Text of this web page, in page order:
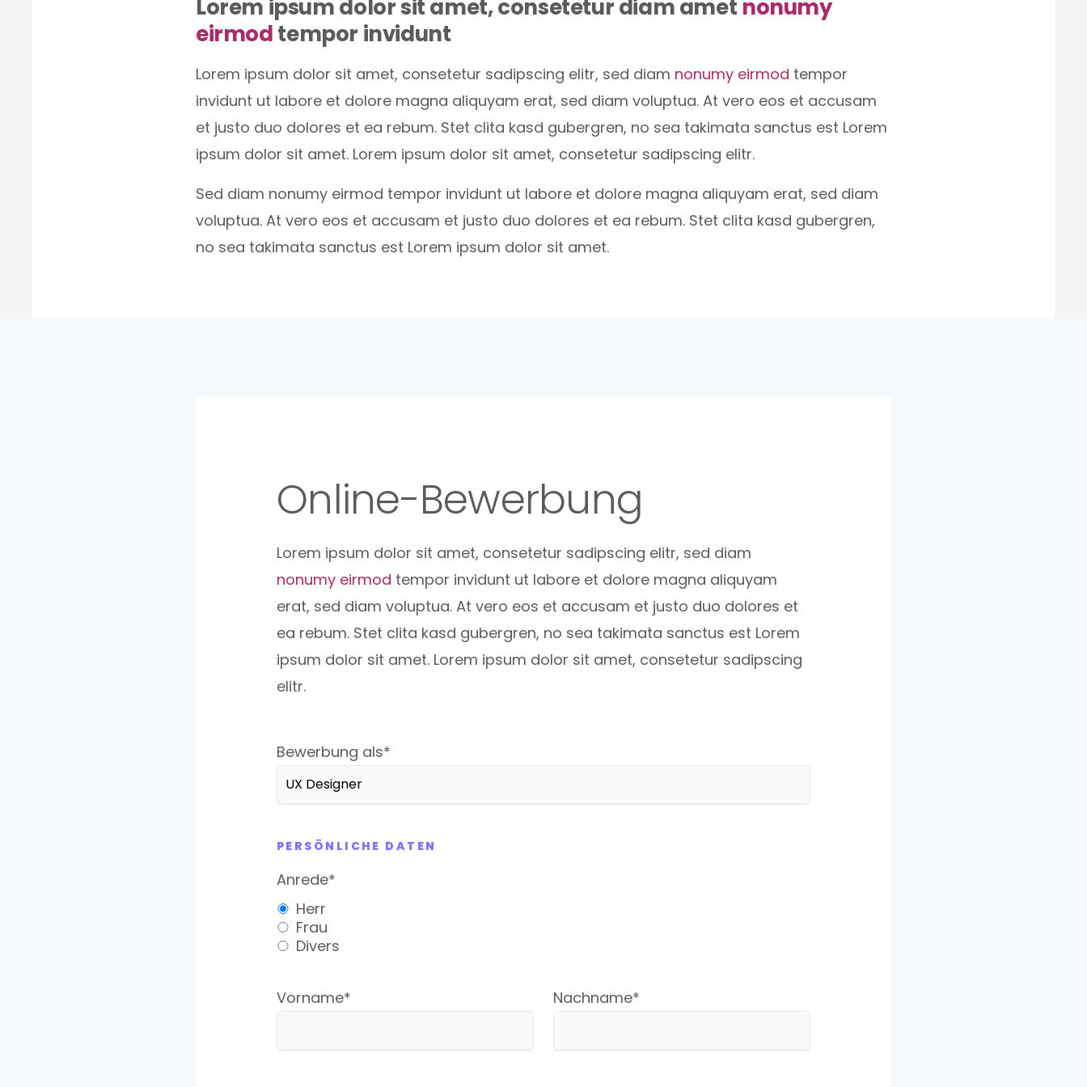
Lorem ipsum dolor sit amet, consetetur diam amet nonumy
eirmodtempor invidunt
Lorem ipsum dolor sit amet, consetetur sadipscing elitr, sed diam nonumy eirmod tempor
invidunt ut labore et dolore magna aliquyam erat, sed diam voluptua. At vero eos et accusam
et justo duo dolores et ea rebum. Stet clita kasd gubergren, no sea takimata sanctus est Lorem
ipsum dolor sit amet. Lorem ipsum dolor sit amet, consetetur sadipscing elitr.
Sed diam nonumy eirmod tempor invidunt ut labore et dolore magna aliquyam erat, sed diam
voluptua. At vero eos et accusam et justo duo dolores et ea rebum. Stet clita kasd gubergren,
no sea takimata sanctus est Lorem ipsum dolor sit amet.
Online-Bewerbung
Lorem ipsum dolor sit amet, consetetur sadipscing elitr, sed diam
nonumy eirmod tempor invidunt ut labore et dolore magna aliquyam
erat, sed diam voluptua. At vero eos et accusam et justo duo dolores et
ea rebum. Stet clita kasd gubergren, no sea takimata sanctus est Lorem
ipsum dolor sit amet. Lorem ipsum dolor sit amet, consetetur sadipscing
elitr.
Pflichtfeld
Bewerbung als*
PERSÖNLICHE DATEN
Pflichtfeld
Anrede*
Herr
Frau
Divers
Pflichtfeld
Vorname* Pflichtfeld
Nachname*